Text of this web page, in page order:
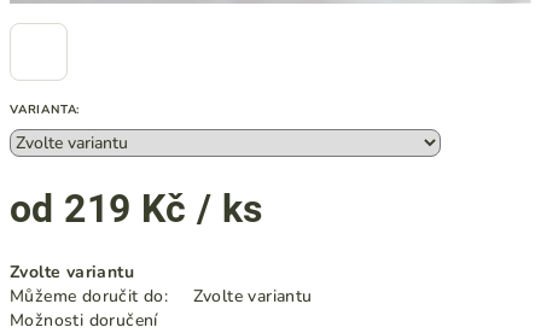
VARIANTA:
od 219 Kč / ks
cena:
Zvolte variantu
Můžeme doručit do:
Zvolte variantu
Možnosti doručení